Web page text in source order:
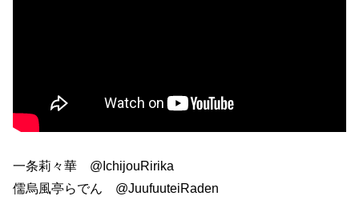
一条莉々華 @IchijouRirika
儒烏風亭らでん @JuufuuteiRaden